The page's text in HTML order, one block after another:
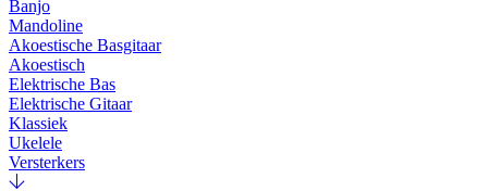
Banjo
Mandoline
Akoestische Basgitaar
Akoestisch
Elektrische Bas
Elektrische Gitaar
Klassiek
Ukelele
Versterkers